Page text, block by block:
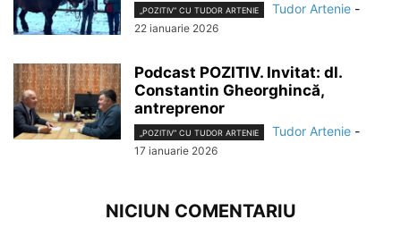
„POZITIV” CU TUDOR ARTENIE Tudor Artenie -
22 ianuarie 2026
Podcast POZITIV. Invitat: dl.
Constantin Gheorghincă,
antreprenor
„POZITIV” CU TUDOR ARTENIE Tudor Artenie -
17 ianuarie 2026
NICIUN COMENTARIU